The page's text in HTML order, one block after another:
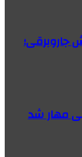
جاروبرقی؛
مهار شد